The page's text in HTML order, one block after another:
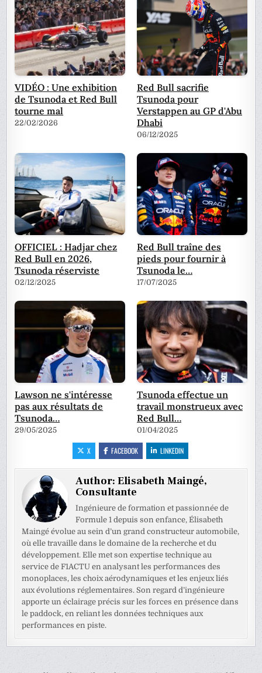
VIDÉO : Une exhibition
de Tsunoda et Red Bull
tourne mal
22/02/2026
Red Bull sacrifie
Tsunoda pour
Verstappen au GP d'Abu
Dhabi
06/12/2025
OFFICIEL : Hadjar chez
Red Bull en 2026,
Tsunoda réserviste
02/12/2025
Red Bull traîne des
pieds pour fournir à
Tsunoda le…
17/07/2025
Lawson ne s'intéresse
pas aux résultats de
Tsunoda…
29/05/2025
Tsunoda effectue un
travail monstrueux avec
Red Bull…
01/04/2025
X FACEBOOK LINKEDIN
Author:Elisabeth Maingé,
Consultante
Ingénieure de formation et passionnée de
Formule 1 depuis son enfance, Élisabeth
Maingé évolue au sein d’un grand constructeur automobile,
où elle travaille dans le domaine de la recherche et du
développement. Elle met son expertise technique au
service de F1ACTU en analysant les performances des
monoplaces, les choix aérodynamiques et les enjeux liés
aux évolutions réglementaires. Son regard d’ingénieure
apporte un éclairage précis sur les forces en présence dans
le paddock, en reliant les données techniques aux
performances en piste.